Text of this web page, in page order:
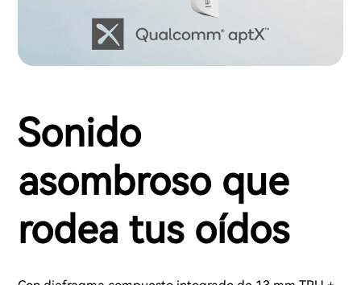
Sonido
asombroso que
rodea tus oídos